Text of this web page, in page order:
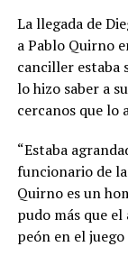
La llegada de
a Pablo Quirno
canciller estaba
lo hizo saber a
cercanos que lo
“Estaba
funcionario de
Quirno es un
pudo más que
peón en el